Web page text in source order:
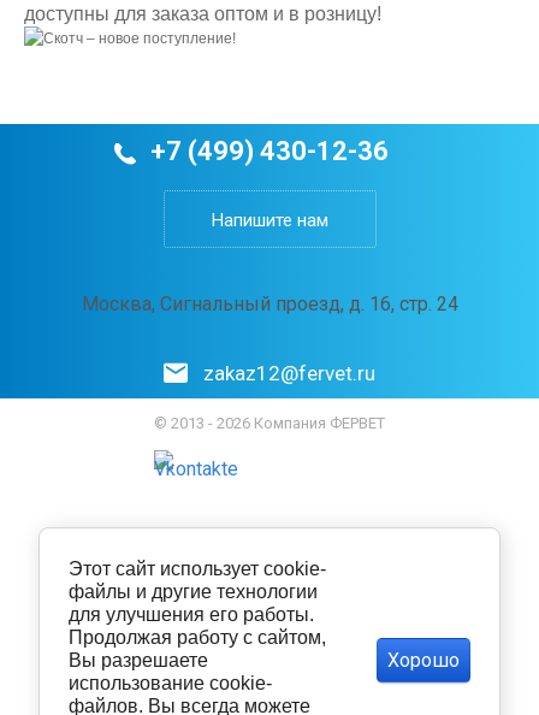
доступны для заказа оптом и в розницу!
+7 (499) 430-12-36
Напишите нам
Москва, Сигнальный проезд, д. 16, стр. 24
zakaz12@fervet.ru
© 2013 - 2026 Компания ФЕРВЕТ
Этот сайт использует cookie-
файлы и другие технологии
для улучшения его работы.
Продолжая работу с сайтом,
Вы разрешаете
использование cookie-
файлов. Вы всегда можете
Хорошо